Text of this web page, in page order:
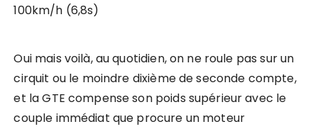
100km/h (6,8s)
Oui mais voilà, au quotidien, on ne roule pas sur un
cirquit ou le moindre dixième de seconde compte,
et la GTE compense son poids supérieur avec le
couple immédiat que procure un moteur